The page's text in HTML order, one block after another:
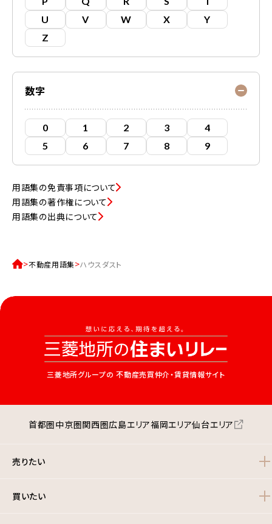
U
V W X
Y
Z
数字
0 1 2 3
4
5
6 7 8 9
用語集の免責事項について
用語集の著作権について
用語集の出典について
不動産用語集 ハウスダスト
三菱地所グループの 不動産売買仲介・賃貸情報サイト
首都圏中京圏関西圏広島エリア福岡エリア仙台エリア
売りたい
買いたい